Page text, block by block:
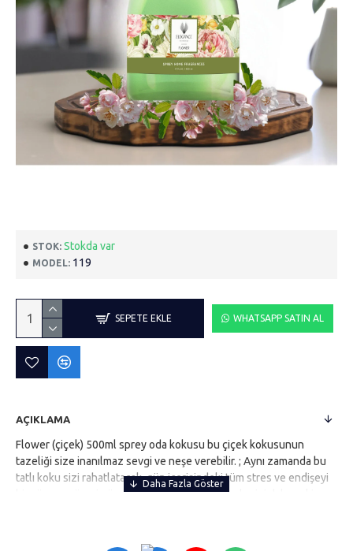
STOK: Stokda var
MODEL: 119
SEPETE EKLE WHATSAPP SATIN AL
AÇIKLAMA
Flower (çiçek) 500ml sprey oda kokusu bu çiçek kokusunun
tazeliği size inanılmaz sevgi ve neşe verebilir. ; Aynı zamanda bu
tatlı koku sizi rahatlatacak, gün içerisindeki tüm stres ve endişeyi
bir sünger görevi görerek çekip alacaktır. ; Bu da sizi daha sakin ve
özlerinden sizler için oda kokularını hazırladık. ; Evinizin bir